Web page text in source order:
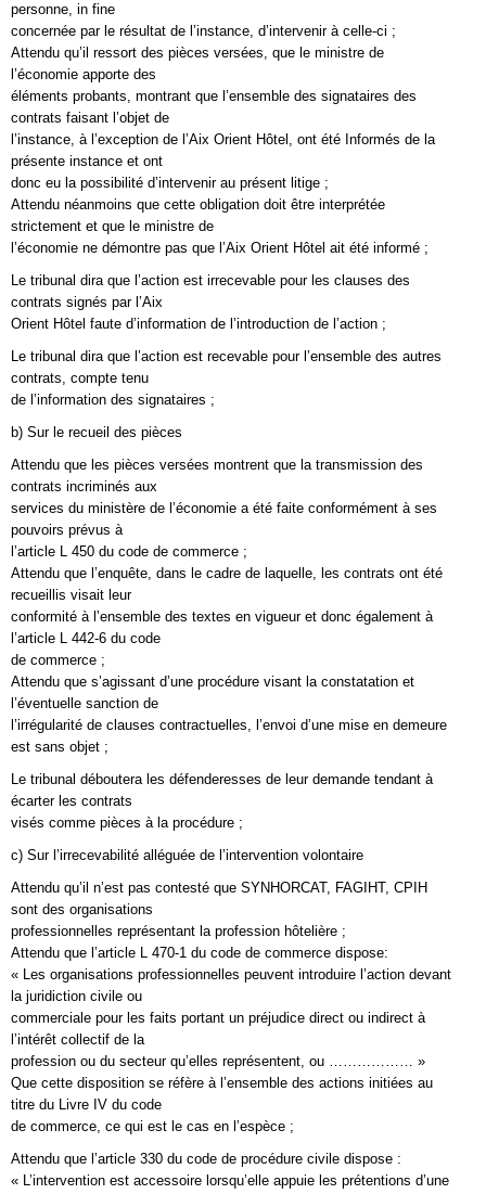
personne, in fine
concernée par le résultat de l’instance, d’intervenir à celle-ci ;
Attendu qu’il ressort des pièces versées, que le ministre de
l’économie apporte des
éléments probants, montrant que l’ensemble des signataires des
contrats faisant l’objet de
l’instance, à l’exception de l’Aix Orient Hôtel, ont été Informés de la
présente instance et ont
donc eu la possibilité d’intervenir au présent litige ;
Attendu néanmoins que cette obligation doit être interprétée
strictement et que le ministre de
l’économie ne démontre pas que l’Aix Orient Hôtel ait été informé ;
Le tribunal dira que l’action est irrecevable pour les clauses des
contrats signés par l’Aix
Orient Hôtel faute d’information de l’introduction de l’action ;
Le tribunal dira que l’action est recevable pour l’ensemble des autres
contrats, compte tenu
de l’information des signataires ;
b) Sur le recueil des pièces
Attendu que les pièces versées montrent que la transmission des
contrats incriminés aux
services du ministère de l’économie a été faite conformément à ses
pouvoirs prévus à
l’article L 450 du code de commerce ;
Attendu que l’enquête, dans le cadre de laquelle, les contrats ont été
recueillis visait leur
conformité à l’ensemble des textes en vigueur et donc également à
l’article L 442-6 du code
de commerce ;
Attendu que s’agissant d’une procédure visant la constatation et
l’éventuelle sanction de
l’irrégularité de clauses contractuelles, l’envoi d’une mise en demeure
est sans objet ;
Le tribunal déboutera les défenderesses de leur demande tendant à
écarter les contrats
visés comme pièces à la procédure ;
c) Sur l’irrecevabilité alléguée de l’intervention volontaire
Attendu qu’il n’est pas contesté que SYNHORCAT, FAGIHT, CPIH
sont des organisations
professionnelles représentant la profession hôtelière ;
Attendu que l’article L 470-1 du code de commerce dispose:
« Les organisations professionnelles peuvent introduire l’action devant
la juridiction civile ou
commerciale pour les faits portant un préjudice direct ou indirect à
l’intérêt collectif de la
profession ou du secteur qu’elles représentent, ou ……………… »
Que cette disposition se réfère à l’ensemble des actions initiées au
titre du Livre IV du code
de commerce, ce qui est le cas en l’espèce ;
Attendu que l’article 330 du code de procédure civile dispose :
« L’intervention est accessoire lorsqu’elle appuie les prétentions d’une